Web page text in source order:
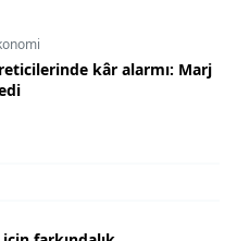
kâr alarmı: Marj